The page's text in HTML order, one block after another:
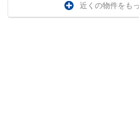
近くの物件をも